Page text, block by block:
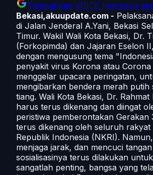
Tambahkan VOICE Indonesia
Bekasi,akuupdate.com -
di Jalan Jenderal A.Yani, Bekasi
Timur. Wakil Wali Kota Bekasi, Dr.
(Forkopimda) dan Jajaran Eselon
dengan mengusung tema
penyakit virus Korona atau
menggelar upacara peringatan,
mengibarkan bendera merah
tiang. Wali Kota Bekasi, Dr.
harus terus dikenang dan diingat
peristiwa pemberontakan Gerakan
terus dikenang oleh seluruh
Republik Indonesia (NKRI).
menjaga jarak, dan mencuci
sosialisasinya terus dilakukan
sangatlah penting, bangsa yang